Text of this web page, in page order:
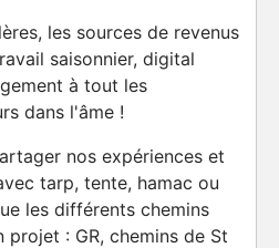
les sources de revenus
saisonnier, digital
à tout les
dans l'âme !
nos expériences et
tarp, tente, hamac ou
les différents chemins
projet : GR, chemins de St